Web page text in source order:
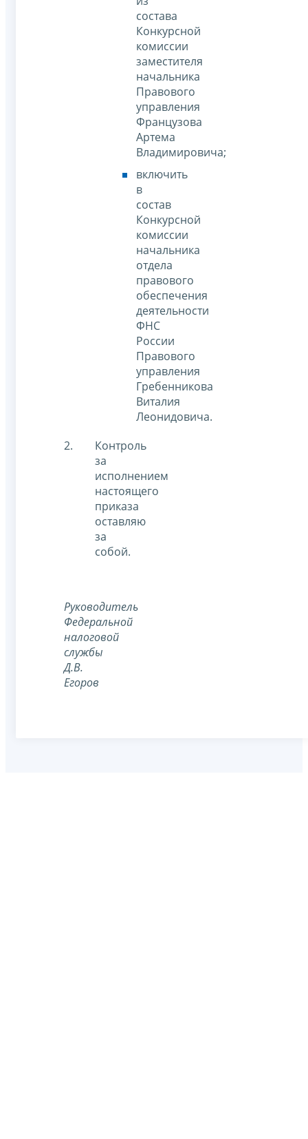
состава
Конкурсной
комиссии
заместителя
начальника
Правового
управления
Французова
Артема
Владимировича;
включить
в
состав
Конкурсной
комиссии
начальника
отдела
правового
обеспечения
деятельности
ФНС
России
Правового
управления
Гребенникова
Виталия
Леонидовича.
Контроль
за
исполнением
настоящего
приказа
оставляю
за
собой.
Руководитель
Федеральной
налоговой
службы
Д.В.
Егоров